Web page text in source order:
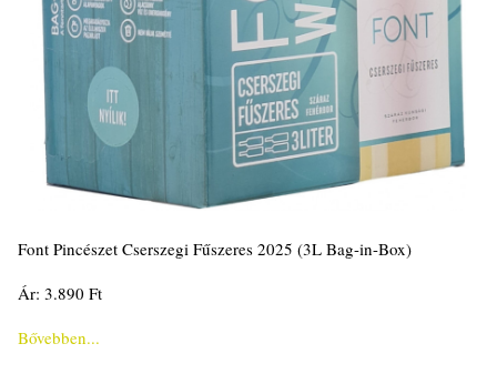
Font Pincészet Cserszegi Fűszeres 2025 (3L Bag-in-Box)
Ár: 3.890 Ft
Bővebben...